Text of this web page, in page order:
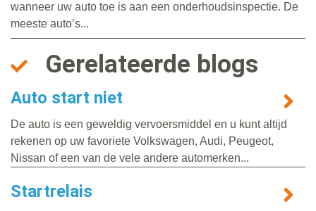
wanneer uw auto toe is aan een onderhoudsinspectie. De
meeste auto’s...
Gerelateerde blogs
Auto start niet
De auto is een geweldig vervoersmiddel en u kunt altijd
rekenen op uw favoriete Volkswagen, Audi, Peugeot,
Nissan of een van de vele andere automerken...
Startrelais